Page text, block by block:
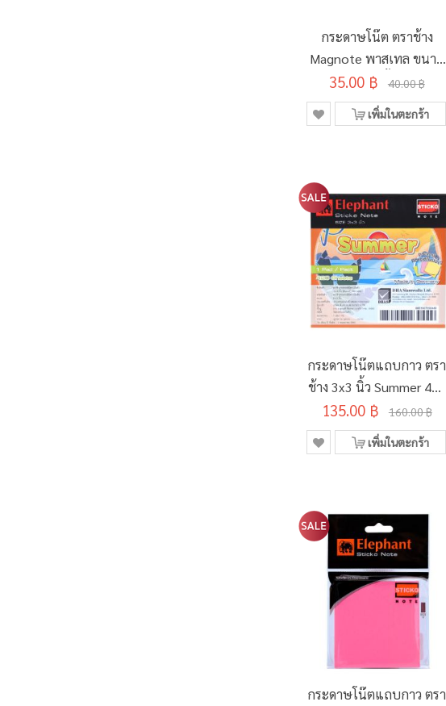
กระดาษโน๊ต ตราช้าง
Magnote พาสเทล ขนาด
3x3 นิ้ว
35.00 ฿ 40.00 ฿
เพิ่มในตะกร้า
กระดาษโน๊ตแถบกาว ตรา
ช้าง 3x3 นิ้ว Summer 420
แผ่น
135.00 ฿ 160.00 ฿
เพิ่มในตะกร้า
กระดาษโน๊ตแถบกาว ตรา